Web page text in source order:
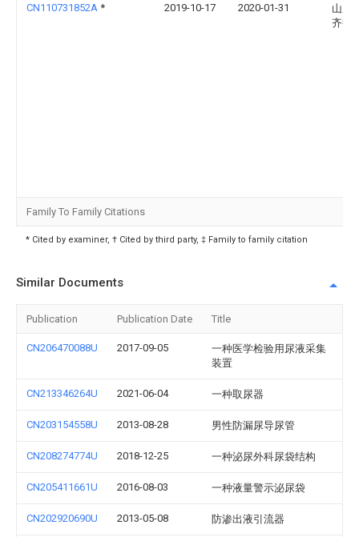
CN110731852A * 2019-10-17 2020-01-31
山东
齐鲁
Family To Family Citations
* Cited by examiner, † Cited by third party, ‡ Family to family citation
Similar Documents
Publication Publication Date Title
CN206470088U 2017-09-05
一种医学检验用尿液采集
装置
CN213346264U 2021-06-04 一种取尿器
CN203154558U 2013-08-28 男性防漏尿导尿管
CN208274774U 2018-12-25 一种泌尿外科尿袋结构
CN205411661U 2016-08-03 一种液量警示泌尿袋
CN202920690U 2013-05-08 防渗出液引流器